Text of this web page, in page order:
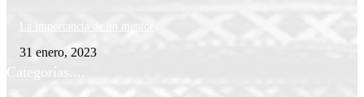
La importancia de un mentor
31 enero, 2023
Categorías....